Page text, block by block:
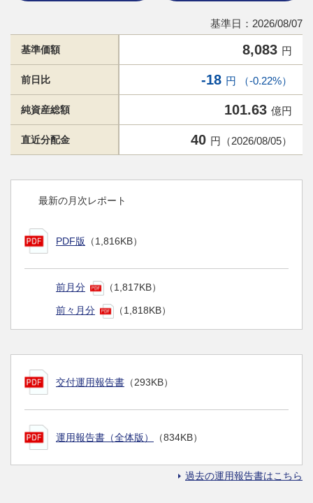
基準日：2026/08/07
基準価額 8,083 円
前日比 -18 円 （-0.22%）
純資産総額 101.63 億円
直近分配金 40 円（2026/08/05）
最新の月次レポート
PDF版 （1,816KB）
前月分 （1,817KB）
前々月分 （1,818KB）
交付運用報告書 （293KB）
運用報告書（全体版） （834KB）
過去の運用報告書はこちら